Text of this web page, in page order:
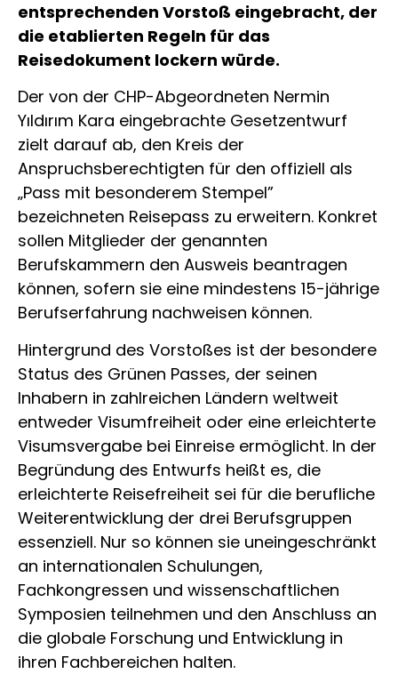
entsprechenden Vorstoß eingebracht, der
die etablierten Regeln für das
Reisedokument lockern würde.
Der von der CHP-Abgeordneten Nermin
Yıldırım Kara eingebrachte Gesetzentwurf
zielt darauf ab, den Kreis der
Anspruchsberechtigten für den offiziell als
„Pass mit besonderem Stempel”
bezeichneten Reisepass zu erweitern. Konkret
sollen Mitglieder der genannten
Berufskammern den Ausweis beantragen
können, sofern sie eine mindestens 15-jährige
Berufserfahrung nachweisen können.
Hintergrund des Vorstoßes ist der besondere
Status des Grünen Passes, der seinen
Inhabern in zahlreichen Ländern weltweit
entweder Visumfreiheit oder eine erleichterte
Visumsvergabe bei Einreise ermöglicht. In der
Begründung des Entwurfs heißt es, die
erleichterte Reisefreiheit sei für die berufliche
Weiterentwicklung der drei Berufsgruppen
essenziell. Nur so können sie uneingeschränkt
an internationalen Schulungen,
Fachkongressen und wissenschaftlichen
Symposien teilnehmen und den Anschluss an
die globale Forschung und Entwicklung in
ihren Fachbereichen halten.